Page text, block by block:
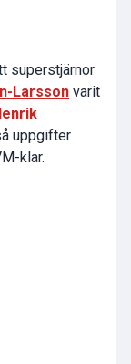
superstjärnor
Larsson varit
uppgifter
klar.